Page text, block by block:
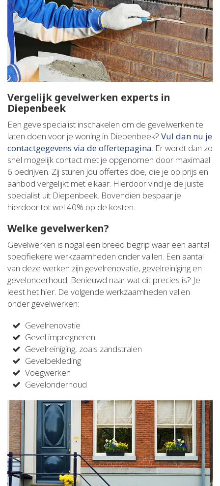
Vergelijk gevelwerken experts in
Diepenbeek
Een gevelspecialist inschakelen om de gevelwerken te
laten doen voor je woning in Diepenbeek? Vul dan nu je
contactgegevens via de offertepagina. Er wordt dan zo
snel mogelijk contact met je opgenomen door maximaal
6 bedrijven. Zij sturen jou offertes doe, die je op prijs en
aanbod vergelijkt met elkaar. Hierdoor vind je de juiste
specialist uit Diepenbeek. Bovendien bespaar je
hierdoor tot wel 40% op de kosten.
Welke gevelwerken?
Gevelwerken is nogal een breed begrip waar een aantal
specifiekere werkzaamheden onder vallen. Een aantal
van deze werken zijn gevelrenovatie, gevelreiniging en
gevelonderhoud. Benieuwd naar wat dit precies is? Je
leest het hier. De volgende werkzaamheden vallen
onder gevelwerken:
Gevelrenovatie
Gevel impregneren
Gevelreiniging, zoals zandstralen
Gevelbekleding
Voegwerken
Gevelonderhoud